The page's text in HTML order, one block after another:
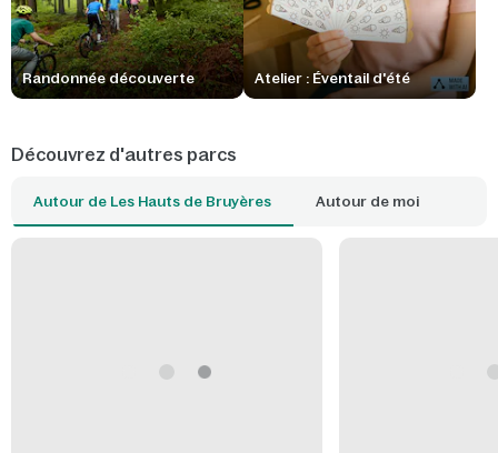
Randonnée découverte Atelier : Éventail d'été
Découvrez d'autres parcs
Autour de Les Hauts de Bruyères Autour de moi